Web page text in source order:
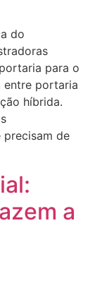
do
para o
entre portaria
híbrida.
precisam de
a